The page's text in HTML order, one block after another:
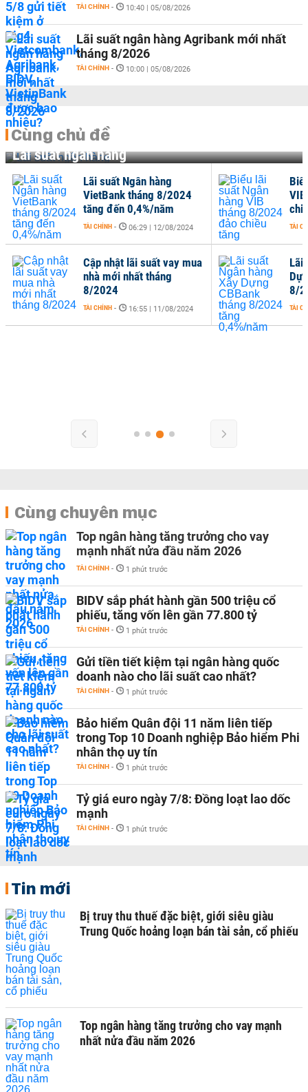
TÀI CHÍNH - 10:40 | 05/08/2026
Lãi suất ngân hàng Agribank mới nhất
tháng 8/2026
TÀI CHÍNH - 10:00 | 05/08/2026
Cùng chủ đề
Lãi suất ngân hàng
Lãi
8/
TÀI
Lãi suất Ngân hàng
VietBank tháng 8/2024
tăng đến 0,4%/năm
TÀI CHÍNH - 06:29 | 12/08/2024
Cập nhật lãi suất vay mua
nhà mới nhất tháng
8/2024
TÀI CHÍNH - 16:55 | 11/08/2024
TÀI
Cùng chuyên mục
Top ngân hàng tăng trưởng cho vay
mạnh nhất nửa đầu năm 2026
TÀI CHÍNH - 1 phút trước
BIDV sắp phát hành gần 500 triệu cổ
phiếu, tăng vốn lên gần 77.800 tỷ
TÀI CHÍNH - 1 phút trước
Gửi tiền tiết kiệm tại ngân hàng quốc
doanh nào cho lãi suất cao nhất?
TÀI CHÍNH - 1 phút trước
Bảo hiểm Quân đội 11 năm liên tiếp
trong Top 10 Doanh nghiệp Bảo hiểm Phi
nhân thọ uy tín
TÀI CHÍNH - 1 phút trước
Tỷ giá euro ngày 7/8: Đồng loạt lao dốc
mạnh
TÀI CHÍNH - 1 phút trước
Tin mới
Bị truy thu thuế đặc biệt, giới siêu giàu
Trung Quốc hoảng loạn bán tài sản, cổ phiếu
Top ngân hàng tăng trưởng cho vay mạnh
nhất nửa đầu năm 2026